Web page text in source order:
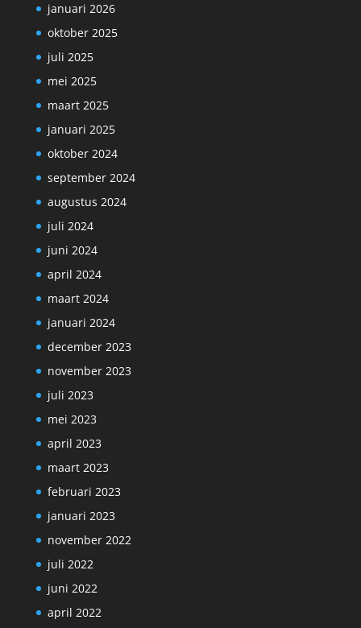
januari 2026
oktober 2025
juli 2025
mei 2025
maart 2025
januari 2025
oktober 2024
september 2024
augustus 2024
juli 2024
juni 2024
april 2024
maart 2024
januari 2024
december 2023
november 2023
juli 2023
mei 2023
april 2023
maart 2023
februari 2023
januari 2023
november 2022
juli 2022
juni 2022
april 2022